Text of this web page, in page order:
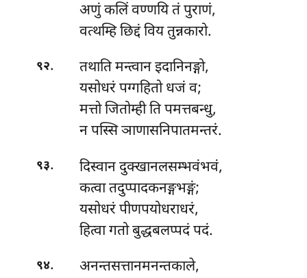
अणुं कलिं वण्णयि तं पुराणं,
वत्थम्हि छिद्दं विय तुन्नकारो.
९२.
तथाति मन्त्वान इदानिनङ्गो,
यसोधरं पग्गहितो धजं व;
मत्तो जितोम्ही ति पमत्तबन्धु,
न पस्सि ञाणासनिपातमन्तरं.
९३.
दिस्वान दुक्खानलसम्भवंभवं,
कत्वा तदुप्पादकनङ्गभङ्गं;
यसोधरं पीणपयोधराधरं,
हित्वा गतो बुद्धबलप्पदं पदं.
९४.
अनन्तसत्तानमनन्तकाले,